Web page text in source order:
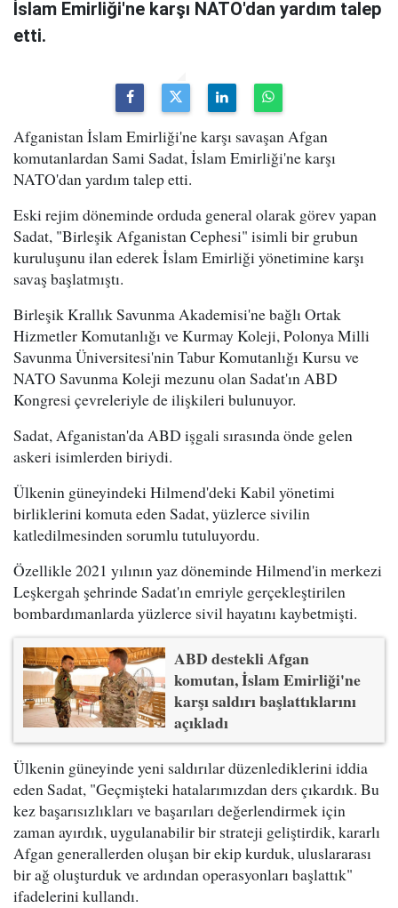
İslam Emirliği'ne karşı NATO'dan yardım talep
etti.
Afganistan İslam Emirliği'ne karşı savaşan Afgan
komutanlardan Sami Sadat, İslam Emirliği'ne karşı
NATO'dan yardım talep etti.
Eski rejim döneminde orduda general olarak görev yapan
Sadat, "Birleşik Afganistan Cephesi" isimli bir grubun
kuruluşunu ilan ederek İslam Emirliği yönetimine karşı
savaş başlatmıştı.
Birleşik Krallık Savunma Akademisi'ne bağlı Ortak
Hizmetler Komutanlığı ve Kurmay Koleji, Polonya Milli
Savunma Üniversitesi'nin Tabur Komutanlığı Kursu ve
NATO Savunma Koleji mezunu olan Sadat'ın ABD
Kongresi çevreleriyle de ilişkileri bulunuyor.
Sadat, Afganistan'da ABD işgali sırasında önde gelen
askeri isimlerden biriydi.
Ülkenin güneyindeki Hilmend'deki Kabil yönetimi
birliklerini komuta eden Sadat, yüzlerce sivilin
katledilmesinden sorumlu tutuluyordu.
Özellikle 2021 yılının yaz döneminde Hilmend'in merkezi
Leşkergah şehrinde Sadat'ın emriyle gerçekleştirilen
bombardımanlarda yüzlerce sivil hayatını kaybetmişti.
ABD destekli Afgan
komutan, İslam Emirliği'ne
karşı saldırı başlattıklarını
açıkladı
Ülkenin güneyinde yeni saldırılar düzenlediklerini iddia
eden Sadat, "Geçmişteki hatalarımızdan ders çıkardık. Bu
kez başarısızlıkları ve başarıları değerlendirmek için
zaman ayırdık, uygulanabilir bir strateji geliştirdik, kararlı
Afgan generallerden oluşan bir ekip kurduk, uluslararası
bir ağ oluşturduk ve ardından operasyonları başlattık"
ifadelerini kullandı.